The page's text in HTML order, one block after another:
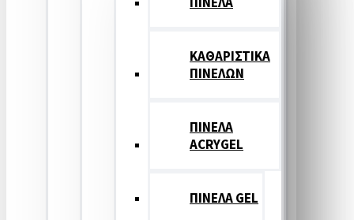
ΚΑΘΑΡΙΣΤΙΚΑ
ΠΙΝΕΛΩΝ
ΠΙΝΕΛΑ
ACRYGEL
ΠΙΝΕΛΑ GEL